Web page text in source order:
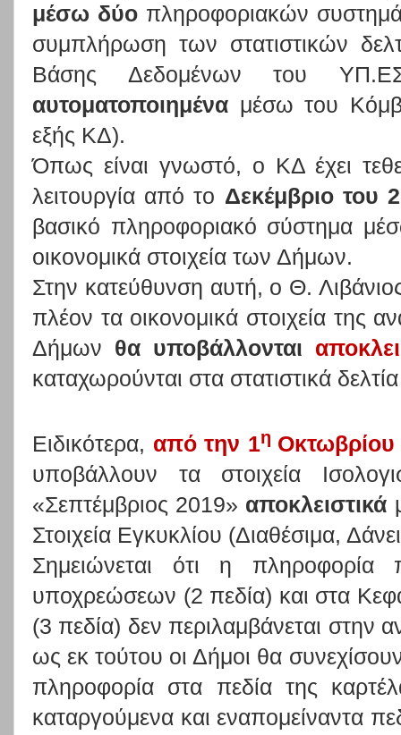
μέσω δύοπληροφοριακών
συμπλήρωση των στατιστικών
Βάσης Δεδομένων του
αυτοματοποιημένα μέσω του
εξής ΚΔ).
Όπως είναι γνωστό, ο ΚΔ έχει
λειτουργία από το Δεκέμβριο του
βασικό πληροφοριακό σύστημα
οικονομικά στοιχεία των Δήμων.
Στην κατεύθυνση αυτή, ο Θ.
πλέον τα οικονομικά στοιχεία της
Δήμων θα υποβάλλονται
καταχωρούνται στα στατιστικά
Ειδικότερα, από την 1η
υποβάλλουν τα στοιχεία
«Σεπτέμβριος 2019» αποκλειστικά
Στοιχεία Εγκυκλίου (Διαθέσιμα,
Σημειώνεται ότι η πληροφορία
υποχρεώσεων (2 πεδία) και στα
(3 πεδία) δεν περιλαμβάνεται στην
ως εκ τούτου οι Δήμοι θα
πληροφορία στα πεδία της
καταργούμενα και εναπομείναντα